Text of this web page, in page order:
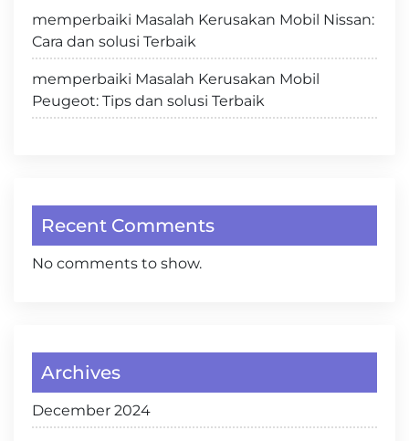
memperbaiki Masalah Kerusakan Mobil Nissan:
Cara dan solusi Terbaik
memperbaiki Masalah Kerusakan Mobil
Peugeot: Tips dan solusi Terbaik
Recent Comments
No comments to show.
Archives
December 2024